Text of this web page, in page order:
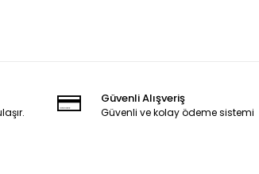
Güvenli Alışveriş
Güvenli ve kolay ödeme sistemi